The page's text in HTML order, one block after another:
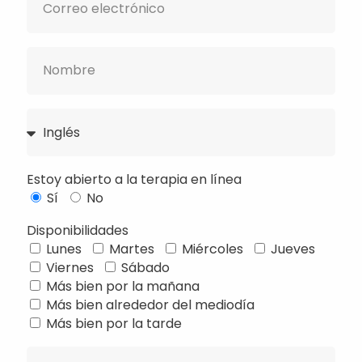
Estoy abierto a la terapia en línea
Sí
No
Disponibilidades
Lunes
Martes Miércoles
Jueves
Viernes
Sábado
Más bien por la mañana
Más bien alrededor del mediodía
Más bien por la tarde
Deutsch